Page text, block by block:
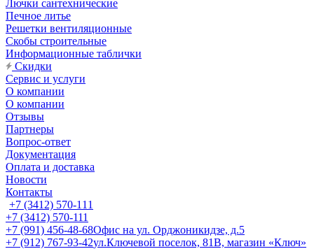
Лючки сантехнические
Печное литье
Решетки вентиляционные
Скобы строительные
Информационные таблички
Скидки
Сервис и услуги
О компании
О компании
Отзывы
Партнеры
Вопрос-ответ
Документация
Оплата и доставка
Новости
Контакты
+7 (3412) 570-111
+7 (3412) 570-111
+7 (991) 456-48-68Офис на ул. Орджоникидзе, д.5
+7 (912) 767-93-42ул.Ключевой поселок, 81В, магазин «Ключ»